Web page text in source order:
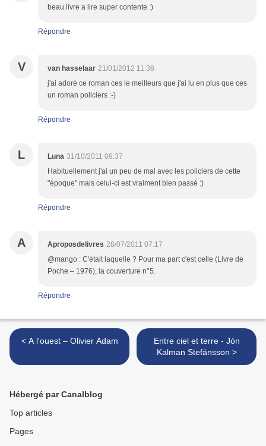
beau livre a lire super contente :)
Répondre
V van hasselaar 21/01/2012 11:36
j'ai adoré ce roman ces le meilleurs que j'ai lu en plus que ces
un roman policiers :-)
Répondre
L Luna 31/10/2011 09:37
Habituellement j'ai un peu de mal avec les policiers de cette
"époque" mais celui-ci est vraiment bien passé :)
Répondre
A Aproposdelivres 28/07/2011 07:17
@mango : C'était laquelle ? Pour ma part c'est celle (Livre de
Poche – 1976), la couverture n°5.
Répondre
< A l'ouest – Olivier Adam
Entre ciel et terre - Jón
Kalman Stefánsson >
Hébergé par Canalblog
Top articles
Pages